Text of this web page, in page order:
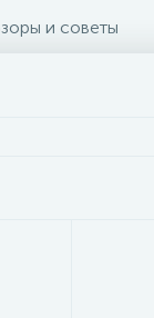
и советы